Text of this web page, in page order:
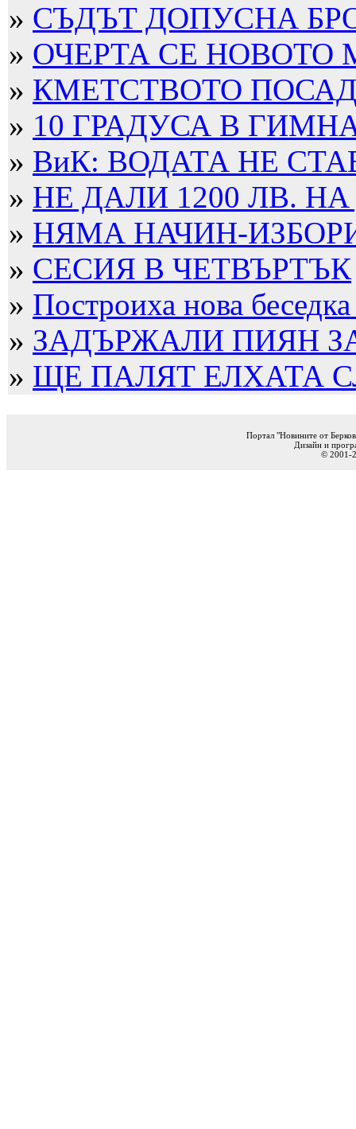
» СЪДЪТ ДОПУСНА
» ОЧЕРТА СЕ НОВОТО
» КМЕТСТВОТО
» 10 ГРАДУСА В
» ВиК: ВОДАТА НЕ
» НЕ ДАЛИ 1200 ЛВ.
» НЯМА НАЧИН-
» СЕСИЯ В ЧЕТВЪРТЪК
» Построиха нова
» ЗАДЪРЖАЛИ ПИЯН
» ЩЕ ПАЛЯТ ЕЛХАТА
Портал "Новините от
Дизайн и
© 2001-